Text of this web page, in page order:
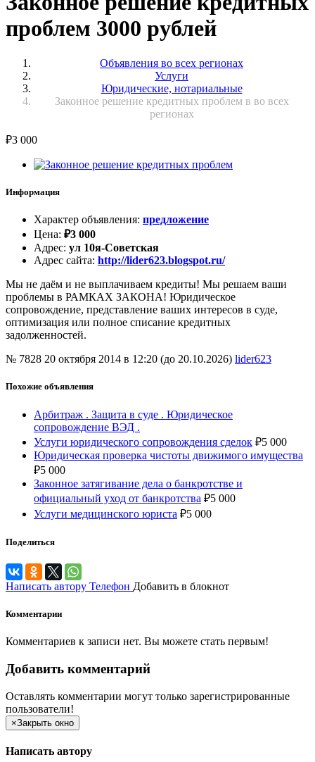
проблем 3000 рублей
Объявления во всех регионах
Услуги
Юридические, нотариальные
Законное решение кредитных проблем в во всех
регионах
₽3 000
Информация
Характер объявления: предложение
Цена: ₽3 000
Адрес: ул 10я-Советская
Адрес сайта: http://lider623.blogspot.ru/
Мы не даём и не выплачиваем кредиты! Мы решаем ваши
проблемы в РАМКАХ ЗАКОНА! Юридическое
сопровождение, представление ваших интересов в суде,
оптимизация или полное списание кредитных
задолженностей.
№ 7828 20 октября 2014 в 12:20 (до 20.10.2026) lider623
Похожие объявления
Арбитраж . Защита в суде . Юридическое
сопровождение ВЭД .
Услуги юридического сопровождения сделок ₽5 000
Юридическая проверка чистоты движимого имущества
₽5 000
Законное затягивание дела о банкротстве и
официальный уход от банкротства ₽5 000
Услуги медицинского юриста ₽5 000
Поделиться
Написать автору Телефон Добавить в блокнот
Комментарии
Комментариев к записи нет. Вы можете стать первым!
Добавить комментарий
Оставлять комментарии могут только зарегистрированные
пользователи!
×Закрыть окно
Написать автору